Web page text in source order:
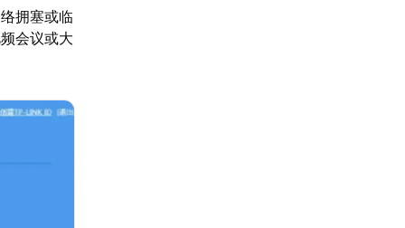
拥塞或临
会议或大